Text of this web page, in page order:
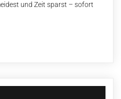
und Zeit sparst – sofort